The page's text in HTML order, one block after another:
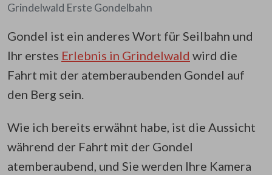
Grindelwald Erste Gondelbahn
Gondel ist ein anderes Wort für Seilbahn und
Ihr erstes Erlebnis in Grindelwald wird die
Fahrt mit der atemberaubenden Gondel auf
den Berg sein.
Wie ich bereits erwähnt habe, ist die Aussicht
während der Fahrt mit der Gondel
atemberaubend, und Sie werden Ihre Kamera